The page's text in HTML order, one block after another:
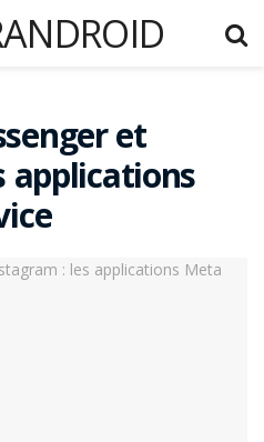
et
applications